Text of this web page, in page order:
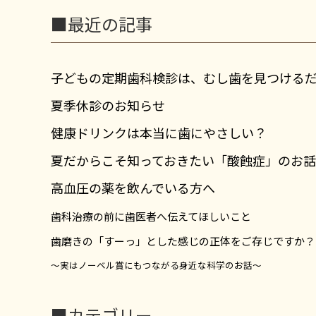
■最近の記事
子どもの定期歯科検診は、むし歯を見つける
夏季休診のお知らせ
健康ドリンクは本当に歯にやさしい？
夏だからこそ知っておきたい「酸蝕症」のお話
高血圧の薬を飲んでいる方へ
歯科治療の前に歯医者へ伝えてほしいこと
歯磨きの「すーっ」とした感じの正体をご存じですか？
～実はノーベル賞にもつながる身近な科学のお話～